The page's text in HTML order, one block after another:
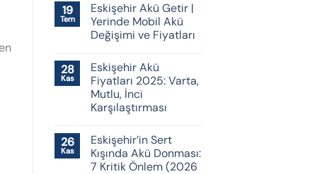
19
Tem
Eskişehir Akü Getir |
Yerinde Mobil Akü
Değişimi ve Fiyatları
28
Kas
Eskişehir Akü
Fiyatları 2025: Varta,
Mutlu, İnci
Karşılaştırması
26
Kas
Eskişehir’in Sert
Kışında Akü Donması:
7 Kritik Önlem (2026